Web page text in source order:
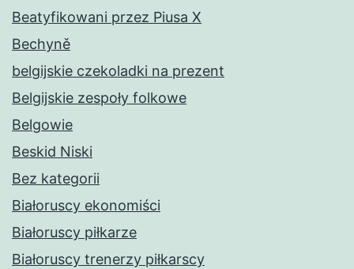
Beatyfikowani przez Piusa X
Bechyně
belgijskie czekoladki na prezent
Belgijskie zespoły folkowe
Belgowie
Beskid Niski
Bez kategorii
Białoruscy ekonomiści
Białoruscy piłkarze
Białoruscy trenerzy piłkarscy